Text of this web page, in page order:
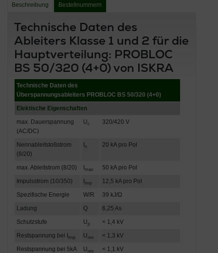
Beschreibung Bestellnummern
Technische Daten des
Ableiters Klasse 1 und 2 für die
Hauptverteilung: PROBLOC
BS 50/320 (4+0) von ISKRA
Technische Daten des
Überspannungsableiters PROBLOC BS 50/320 (4+0)
Elektische Eigenschaften
max. Dauerspannung
(AC/DC)
Uc 320/420 V
Nennableitstoßstrom
(8/20)
n 20 kA pro Pol
max. Ableitstrom (8/20) max
50 kA pro Pol
Impulsstrom (10/350)
imp
12,5 kA pro Pol
Spezifische Energie
W/R
39 kJ/Ω
Ladung
Q
6,25 As
Schutzstufe
Up
< 1,4 kV
Restspannung bei I
imp Ures
< 1,3 kV
Restspannung bei 5kA
Ures < 1,1 kV